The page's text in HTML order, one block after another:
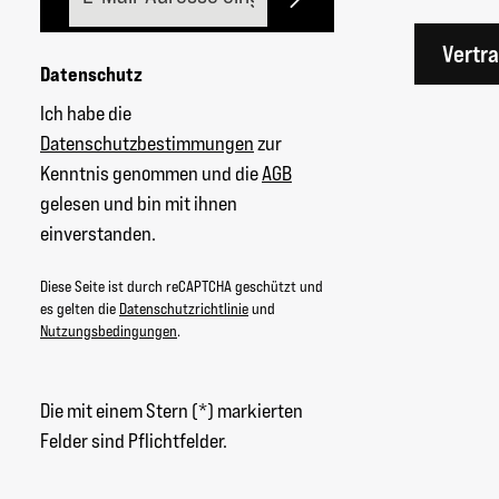
Datenschutz
Ich habe die
Datenschutzbestimmungenzur
Kenntnis genommen und dieAGB
gelesen und bin mit ihnen
einverstanden.
Diese Seite ist durch reCAPTCHA geschützt und
es gelten die Datenschutzrichtlinieund
Nutzungsbedingungen.
Die mit einem Stern (*) markierten
Felder sind Pflichtfelder.